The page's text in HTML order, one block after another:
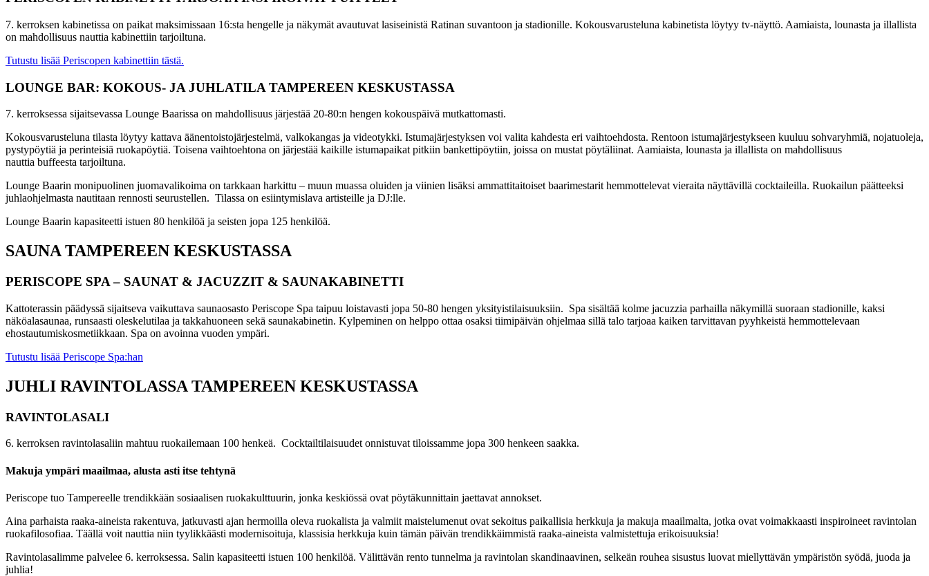
7. kerroksen kabinetissa on paikat maksimissaan 16:sta hengelle ja näkymät avautuvat lasiseinistä Ratinan suvantoon ja stadionille. Kokousvarusteluna kabinetista löytyy tv-näyttö. Aamiaista, lounasta ja illallista
on mahdollisuus nauttia kabinettiin tarjoiltuna.
Tutustu lisää Periscopen kabinettiin tästä.
LOUNGE BAR: KOKOUS- JA JUHLATILA TAMPEREEN KESKUSTASSA
7. kerroksessa sijaitsevassa Lounge Baarissa on mahdollisuus järjestää 20-80:n hengen kokouspäivä mutkattomasti.
Kokousvarusteluna tilasta löytyy kattava äänentoistojärjestelmä, valkokangas ja videotykki. Istumajärjestyksen voi valita kahdesta eri vaihtoehdosta. Rentoon istumajärjestykseen kuuluu sohvaryhmiä, nojatuoleja,
pystypöytiä ja perinteisiä ruokapöytiä. Toisena vaihtoehtona on järjestää kaikille istumapaikat pitkiin bankettipöytiin, joissa on mustat pöytäliinat. Aamiaista, lounasta ja illallista on mahdollisuus
nauttia buffeesta tarjoiltuna.
Lounge Baarin monipuolinen juomavalikoima on tarkkaan harkittu – muun muassa oluiden ja viinien lisäksi ammattitaitoiset baarimestarit hemmottelevat vieraita näyttävillä cocktaileilla. Ruokailun päätteeksi
juhlaohjelmasta nautitaan rennosti seurustellen. Tilassa on esiintymislava artisteille ja DJ:lle.
Lounge Baarin kapasiteetti istuen 80 henkilöä ja seisten jopa 125 henkilöä.
SAUNA TAMPEREEN KESKUSTASSA
PERISCOPE SPA – SAUNAT & JACUZZIT & SAUNAKABINETTI
Kattoterassin päädyssä sijaitseva vaikuttava saunaosasto Periscope Spa taipuu loistavasti jopa 50-80 hengen yksityistilaisuuksiin. Spa sisältää kolme jacuzzia parhailla näkymillä suoraan stadionille, kaksi
näköalasaunaa, runsaasti oleskelutilaa ja takkahuoneen sekä saunakabinetin. Kylpeminen on helppo ottaa osaksi tiimipäivän ohjelmaa sillä talo tarjoaa kaiken tarvittavan pyyhkeistä hemmottelevaan
ehostautumiskosmetiikkaan. Spa on avoinna vuoden ympäri.
Tutustu lisää Periscope Spa:han
JUHLI RAVINTOLASSA TAMPEREEN KESKUSTASSA
RAVINTOLASALI
6. kerroksen ravintolasaliin mahtuu ruokailemaan 100 henkeä. Cocktailtilaisuudet onnistuvat tiloissamme jopa 300 henkeen saakka.
Makuja ympäri maailmaa, alusta asti itse tehtynä
Periscope tuo Tampereelle trendikkään sosiaalisen ruokakulttuurin, jonka keskiössä ovat pöytäkunnittain jaettavat annokset.
Aina parhaista raaka-aineista rakentuva, jatkuvasti ajan hermoilla oleva ruokalista ja valmiit maistelumenut ovat sekoitus paikallisia herkkuja ja makuja maailmalta, jotka ovat voimakkaasti inspiroineet ravintolan
ruokafilosofiaa. Täällä voit nauttia niin tyylikkäästi modernisoituja, klassisia herkkuja kuin tämän päivän trendikkäimmistä raaka-aineista valmistettuja erikoisuuksia!
Ravintolasalimme palvelee 6. kerroksessa. Salin kapasiteetti istuen 100 henkilöä. Välittävän rento tunnelma ja ravintolan skandinaavinen, selkeän rouhea sisustus luovat miellyttävän ympäristön syödä, juoda ja
juhlia!